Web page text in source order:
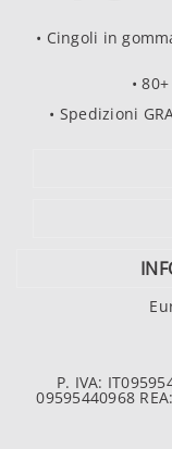
• Cingoli in
•
• Spedizioni
P. IVA:
09595440968